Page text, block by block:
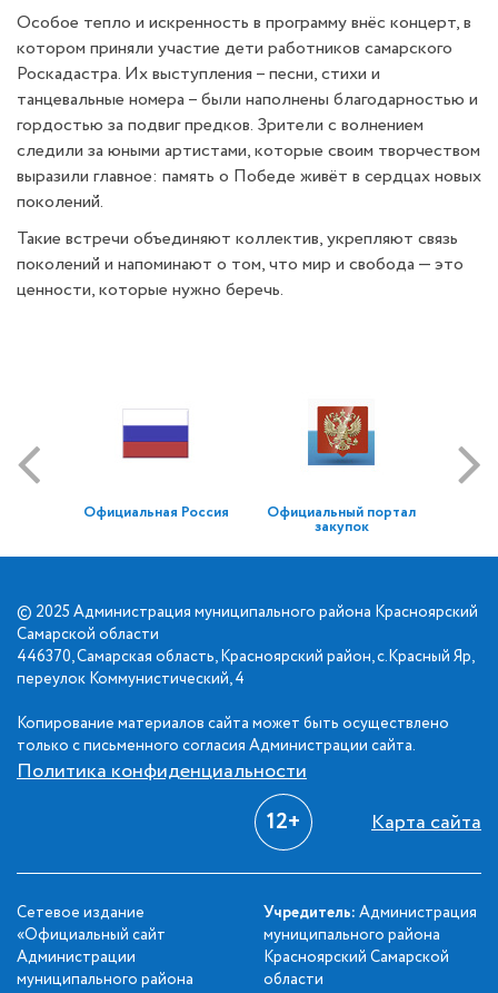
Особое тепло и искренность в программу внёс концерт, в
котором приняли участие дети работников самарского
Роскадастра. Их выступления – песни, стихи и
танцевальные номера – были наполнены благодарностью и
гордостью за подвиг предков. Зрители с волнением
следили за юными артистами, которые своим творчеством
выразили главное: память о Победе живёт в сердцах новых
поколений.
Такие встречи объединяют коллектив, укрепляют связь
поколений и напоминают о том, что мир и свобода — это
ценности, которые нужно беречь.
Официальная Россия Официальный портал
закупок
© 2025 Администрация муниципального района Красноярский
Самарской области
446370, Самарская область, Красноярский район, с.Красный Яр,
переулок Коммунистический, 4
Копирование материалов сайта может быть осуществлено
только с письменного согласия Администрации сайта.
Политика конфиденциальности
12+ Карта сайта
Сетевое издание
«Официальный сайт
Администрации
муниципального района
Учредитель: Администрация
муниципального района
Красноярский Самарской
области